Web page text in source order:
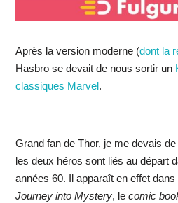
Après la version moderne (dont la
Hasbro se devait de nous sortir un
classiques Marvel.
Grand fan de Thor, je me devais
les deux héros sont liés au départ
années 60. Il apparaît en effet
Journey into Mystery, le comic